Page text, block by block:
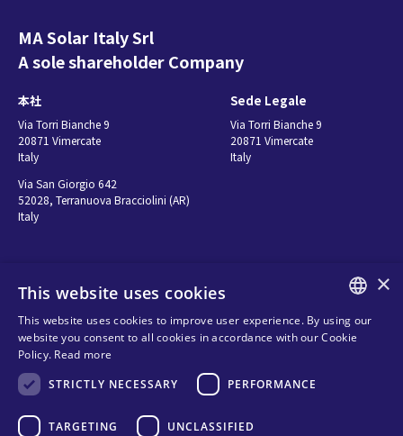
MA Solar Italy Srl
A sole shareholder Company
本社
Via Torri Bianche 9
20871 Vimercate
Italy
Via San Giorgio 642
52028, Terranuova Bracciolini (AR)
Italy
Sede Legale
Via Torri Bianche 9
20871 Vimercate
Italy
お問い合わせ先
販売代理店
Cookies
Organizational model and line of
ENGLISH
×
This website uses cookies
This website uses cookies to improve user experience. By using our
website you consent to all cookies in accordance with our Cookie
Policy. Read more
STRICTLY NECESSARY
PERFORMANCE
TARGETING UNCLASSIFIED